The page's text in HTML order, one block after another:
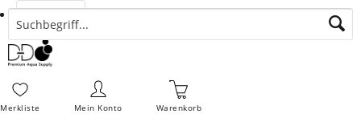
Suchen
Merkliste Mein Konto
Bestellungen Schnellerfassung
Warenkorb